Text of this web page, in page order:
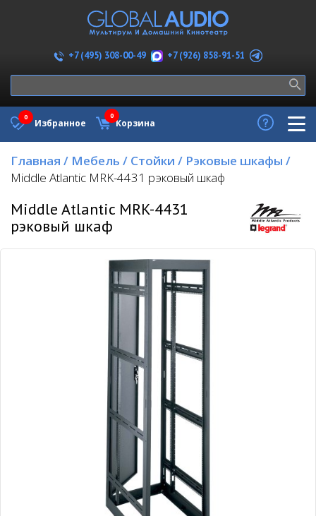
+7 (495) 308-00-49 +7 (926) 858-91-51
Избранное
0
Корзина
0
Главная / Мебель / Стойки / Рэковые шкафы /
Middle Atlantic MRK-4431 рэковый шкаф
Middle Atlantic MRK-4431
рэковый шкаф